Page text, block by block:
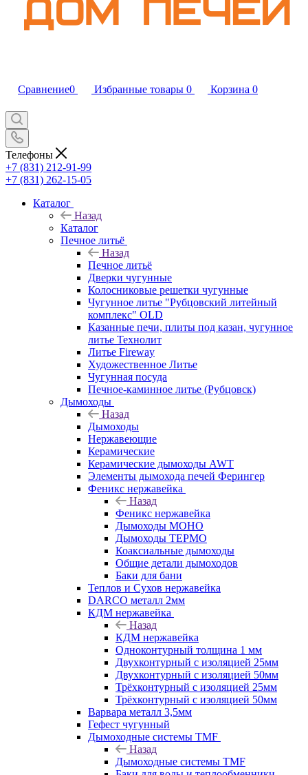
Сравнение0 Избранные товары 0 Корзина 0
Телефоны
+7 (831) 212-91-99
+7 (831) 262-15-05
Каталог
Назад
Каталог
Печное литьё
Назад
Печное литьё
Дверки чугунные
Колосниковые решетки чугунные
Чугунное литье "Рубцовский литейный
комплекс" OLD
Казанные печи, плиты под казан, чугунное
литье Технолит
Литье Fireway
Художественное Литье
Чугунная посуда
Печное-каминное литье (Рубцовск)
Дымоходы
Назад
Дымоходы
Нержавеющие
Керамические
Керамические дымоходы AWT
Элементы дымохода печей Ферингер
Феникс нержавейка
Назад
Феникс нержавейка
Дымоходы МОНО
Дымоходы ТЕРМО
Коаксиальные дымоходы
Общие детали дымоходов
Баки для бани
Теплов и Сухов нержавейка
DARCO металл 2мм
КДМ нержавейка
Назад
КДМ нержавейка
Одноконтурный толщина 1 мм
Двухконтурный с изоляцией 25мм
Двухконтурный с изоляцией 50мм
Трёхконтурный с изоляцией 25мм
Трёхконтурный с изоляцией 50мм
Варвара металл 3,5мм
Гефест чугунный
Дымоходные системы TMF
Назад
Дымоходные системы TMF